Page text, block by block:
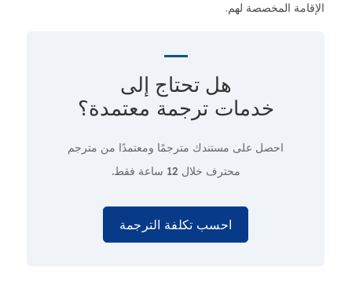
الإقامة المخصصة لهم.
هل تحتاج إلى
خدمات ترجمة معتمدة؟
احصل على مستندك مترجمًا ومعتمدًا من مترجم
محترف خلال 12 ساعة فقط.
احسب تكلفة الترجمة